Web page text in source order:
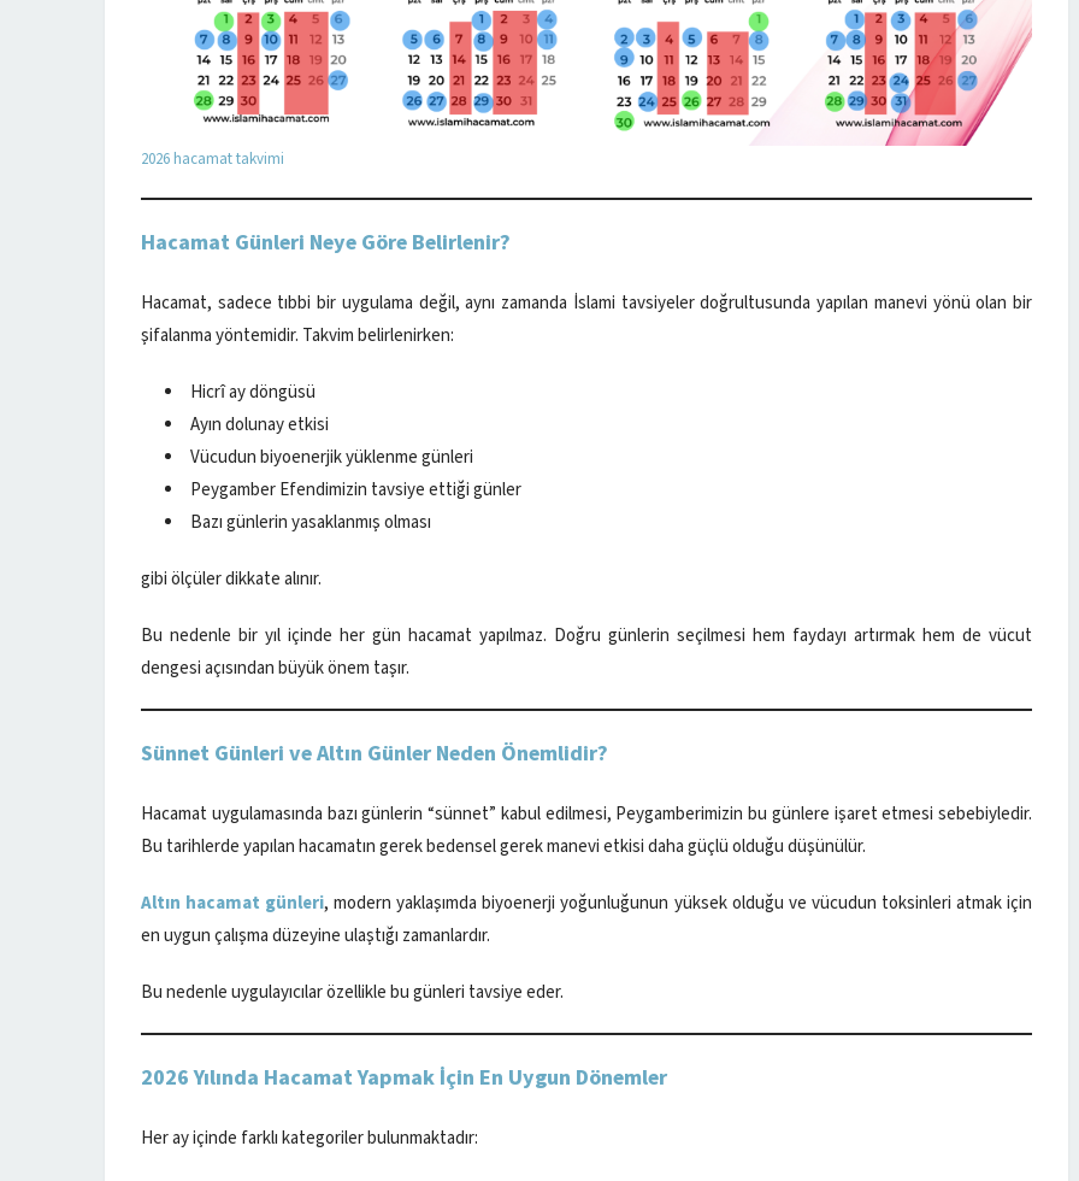
2026 hacamat takvimi
Hacamat Günleri Neye Göre Belirlenir?
Hacamat, sadece tıbbi bir uygulama değil, aynı zamanda İslami tavsiyeler doğrultusunda yapılan manevi yönü olan bir
şifalanma yöntemidir. Takvim belirlenirken:
Hicrî ay döngüsü
Ayın dolunay etkisi
Vücudun biyoenerjik yüklenme günleri
Peygamber Efendimizin tavsiye ettiği günler
Bazı günlerin yasaklanmış olması
gibi ölçüler dikkate alınır.
Bu nedenle bir yıl içinde her gün hacamat yapılmaz. Doğru günlerin seçilmesi hem faydayı artırmak hem de vücut
dengesi açısından büyük önem taşır.
Sünnet Günleri ve Altın Günler Neden Önemlidir?
Hacamat uygulamasında bazı günlerin “sünnet” kabul edilmesi, Peygamberimizin bu günlere işaret etmesi sebebiyledir.
Bu tarihlerde yapılan hacamatın gerek bedensel gerek manevi etkisi daha güçlü olduğu düşünülür.
Altın hacamat günleri, modern yaklaşımda biyoenerji yoğunluğunun yüksek olduğu ve vücudun toksinleri atmak için
en uygun çalışma düzeyine ulaştığı zamanlardır.
Bu nedenle uygulayıcılar özellikle bu günleri tavsiye eder.
2026 Yılında Hacamat Yapmak İçin En Uygun Dönemler
Her ay içinde farklı kategoriler bulunmaktadır: